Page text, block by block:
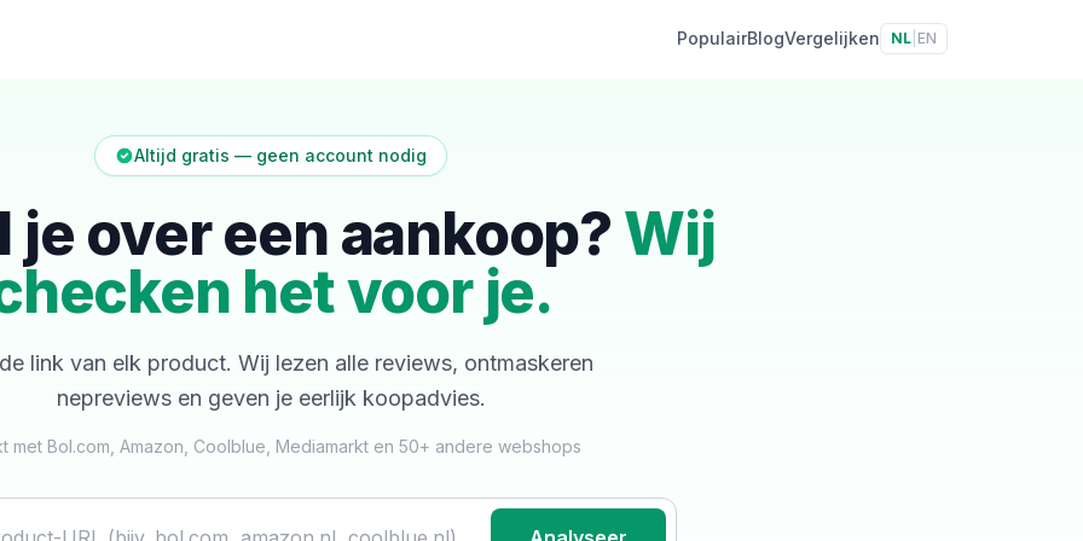
PopulairBlogVergelijken NL EN
Altijd gratis — geen account nodig
je over een aankoop? Wij
het voor je.
link van elk product. Wij lezen alle reviews, ontmaskeren
nepreviews en geven je eerlijk koopadvies.
met Bol.com, Amazon, Coolblue, Mediamarkt en 50+ andere webshops